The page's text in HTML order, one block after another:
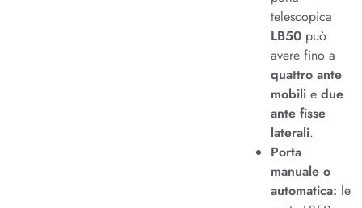
telescopica
LB50 può
avere fino a
quattro ante
mobili edue
ante fisse
laterali.
Porta
manuale o
automatica: le